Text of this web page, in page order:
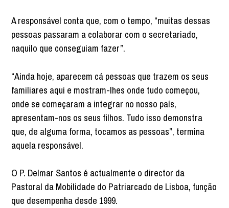
A responsável conta que, com o tempo, “muitas dessas
pessoas passaram a colaborar com o secretariado,
naquilo que conseguiam fazer”.
“Ainda hoje, aparecem cá pessoas que trazem os seus
familiares aqui e mostram-lhes onde tudo começou,
onde se começaram a integrar no nosso país,
apresentam-nos os seus filhos. Tudo isso demonstra
que, de alguma forma, tocamos as pessoas”, termina
aquela responsável.
O P. Delmar Santos é actualmente o director da
Pastoral da Mobilidade do Patriarcado de Lisboa, função
que desempenha desde 1999.